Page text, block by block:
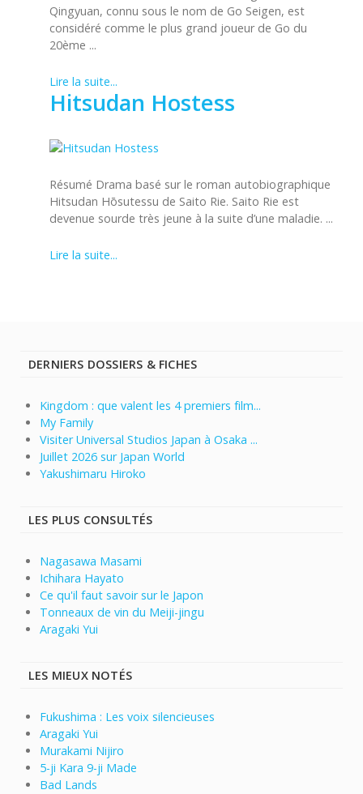
Qingyuan, connu sous le nom de Go Seigen, est
considéré comme le plus grand joueur de Go du
20ème ...
Lire la suite...
Hitsudan Hostess
Résumé Drama basé sur le roman autobiographique
Hitsudan Hōsutessu de Saito Rie. Saito Rie est
devenue sourde très jeune à la suite d’une maladie. ...
Lire la suite...
DERNIERS DOSSIERS & FICHES
Kingdom : que valent les 4 premiers film...
My Family
Visiter Universal Studios Japan à Osaka ...
Juillet 2026 sur Japan World
Yakushimaru Hiroko
LES PLUS CONSULTÉS
Nagasawa Masami
Ichihara Hayato
Ce qu'il faut savoir sur le Japon
Tonneaux de vin du Meiji-jingu
Aragaki Yui
LES MIEUX NOTÉS
Fukushima : Les voix silencieuses
Aragaki Yui
Murakami Nijiro
5-ji Kara 9-ji Made
Bad Lands